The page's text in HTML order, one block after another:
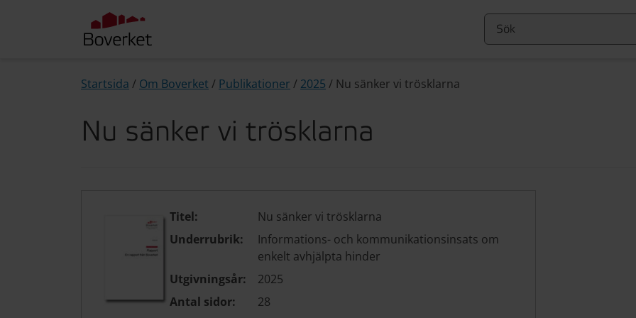
Startsida / Om Boverket / Publikationer / 2025 / Nu sänker vi trösklarna
Nu sänker vi trösklarna
Titel:
Nu sänker vi trösklarna
Underrubrik:
Informations- och kommunikationsinsats om
enkelt avhjälpta hinder
Utgivningsår:
2025
Antal sidor:
28